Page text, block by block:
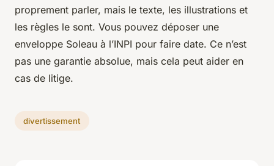
proprement parler, mais le texte, les illustrations et
les règles le sont. Vous pouvez déposer une
enveloppe Soleau à l’INPI pour faire date. Ce n’est
pas une garantie absolue, mais cela peut aider en
cas de litige.
divertissement